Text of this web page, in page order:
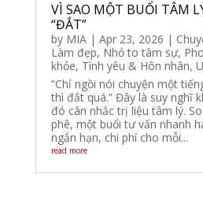
VÌ SAO MỘT BUỔI TÂM
“ĐẮT”
by MIA| Apr 23, 2026 |
Làm đẹp, Nhỏ to tâm sự,
khỏe, Tình yêu & Hôn nhân,
“Chỉ ngồi nói chuyện một
thì đắt quá.” Đây là suy nghĩ
đó cân nhắc trị liệu tâm lý.
phê, một buổi tư vấn nhanh
ngắn hạn, chi phí cho mỗi...
read more